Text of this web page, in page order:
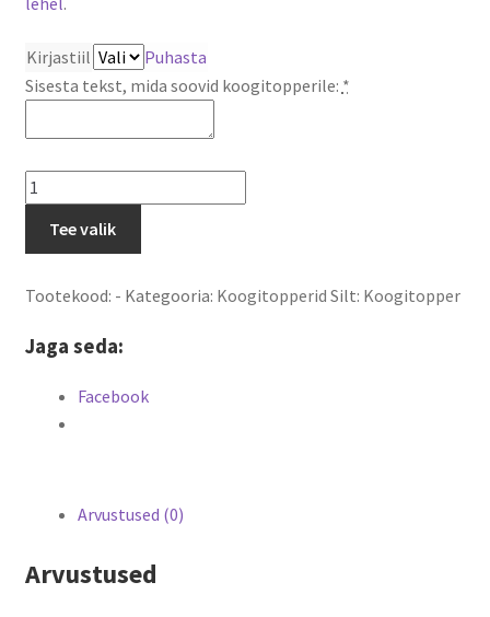
Kirjastiil
Puhasta
Sisesta tekst, mida soovid koogitopperile: *
Koogitopper
kuni
25cmTee valik
Tootekood: - Kategooria: Koogitopperid Silt: Koogitopper
Jaga seda:
Facebook
Arvustused (0)
Arvustused